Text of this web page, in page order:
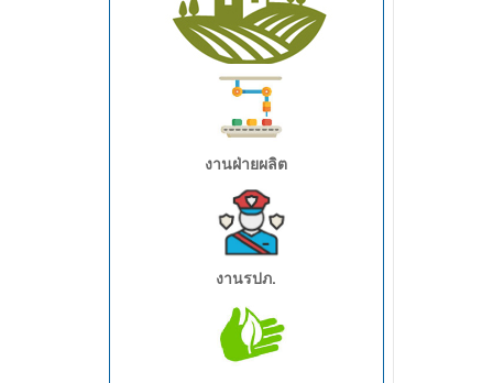
อุตสาหกรรมการเกษตร
อุตสาหกรรมอาหาร
งานฝ่ายผลิต
งานรปภ.